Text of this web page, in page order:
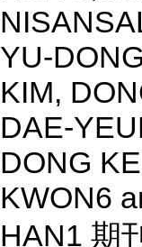
YU-
KIM,
DAE-
DONG
KWON6
HAN1 期